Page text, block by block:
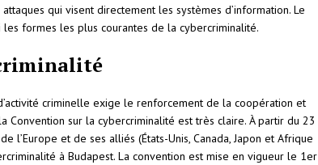
qui visent directement les systèmes d’information. Le
formes les plus courantes de la cybercriminalité.
criminelle exige le renforcement de la coopération et
Convention sur la cybercriminalité est très claire. À partir du 23
l’Europe et de ses alliés (États-Unis, Canada, Japon et Afrique
à Budapest. La convention est mise en vigueur le 1er